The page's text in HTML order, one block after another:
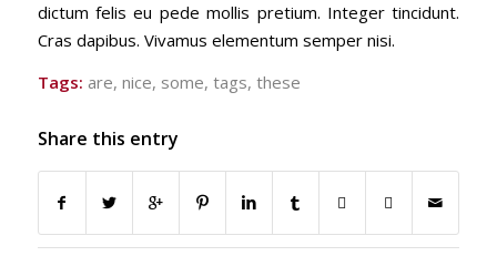
dictum felis eu pede mollis pretium. Integer tincidunt.
Cras dapibus. Vivamus elementum semper nisi.
Tags: are, nice, some, tags, these
Share this entry